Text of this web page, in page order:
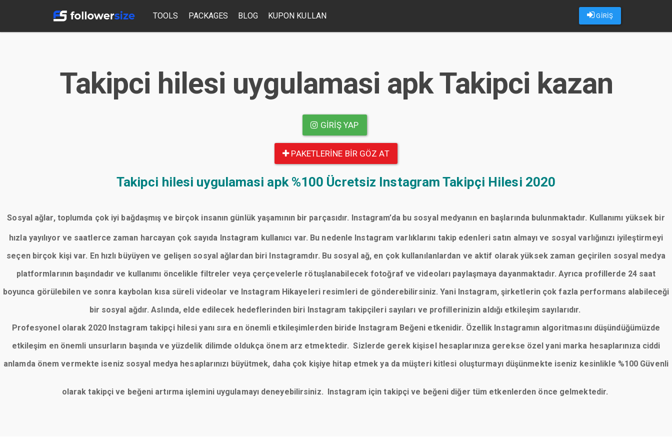
GİRİŞ
TOOLS PACKAGES BLOG KUPON KULLAN
Takipci hilesi uygulamasi apk Takipci kazan
GIRIŞ YAP
PAKETLERINE BIR GÖZ AT
Takipci hilesi uygulamasi apk %100 Ücretsiz Instagram Takipçi Hilesi 2020
Sosyal ağlar, toplumda çok iyi bağdaşmış ve birçok insanın günlük yaşamının bir parçasıdır. Instagram’da bu sosyal medyanın en başlarında bulunmaktadır. Kullanımı yüksek bir
hızla yayılıyor ve saatlerce zaman harcayan çok sayıda Instagram kullanıcı var. Bu nedenle Instagram varlıklarını takip edenleri satın almayı ve sosyal varlığınızı iyileştirmeyi
seçen birçok kişi var. En hızlı büyüyen ve gelişen sosyal ağlardan biri Instagramdır. Bu sosyal ağ, en çok kullanılanlardan ve aktif olarak yüksek zaman geçirilen sosyal medya
platformlarının başındadır ve kullanımı öncelikle filtreler veya çerçevelerle rötuşlanabilecek fotoğraf ve videoları paylaşmaya dayanmaktadır. Ayrıca profillerde 24 saat
boyunca görülebilen ve sonra kaybolan kısa süreli videolar ve Instagram Hikayeleri resimleri de gönderebilirsiniz. Yani Instagram, şirketlerin çok fazla performans alabileceği
bir sosyal ağdır. Aslında, elde edilecek hedeflerinden biri Instagram takipçileri sayıları ve profillerinizin aldığı etkileşim sayılarıdır.
Profesyonel olarak 2020 Instagram takipçi hilesi yanı sıra en önemli etkileşimlerden biride Instagram Beğeni etkenidir. Özellik Instagramın algoritmasını düşündüğümüzde
etkileşim en önemli unsurların başında ve yüzdelik dilimde oldukça önem arz etmektedir. Sizlerde gerek kişisel hesaplarınıza gerekse özel yani marka hesaplarınıza ciddi
anlamda önem vermekte iseniz sosyal medya hesaplarınızı büyütmek, daha çok kişiye hitap etmek ya da müşteri kitlesi oluşturmayı düşünmekte iseniz kesinlikle %100 Güvenli
olarak takipçi ve beğeni artırma işlemini uygulamayı deneyebilirsiniz. Instagram için takipçi ve beğeni diğer tüm etkenlerden önce gelmektedir.